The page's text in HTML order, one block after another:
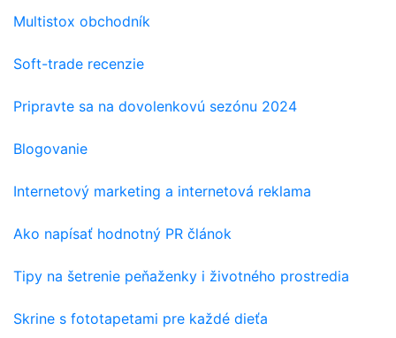
Multistox obchodník
Soft-trade recenzie
Pripravte sa na dovolenkovú sezónu 2024
Blogovanie
Internetový marketing a internetová reklama
Ako napísať hodnotný PR článok
Tipy na šetrenie peňaženky i životného prostredia
Skrine s fototapetami pre každé dieťa